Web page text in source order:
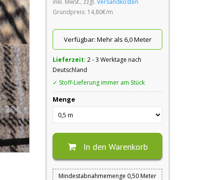
inkl. MwSt., zzgl.Versandkosten
Grundpreis: 14,80€/m
Verfügbar: Mehr als 6,0 Meter
Lieferzeit:2 - 3 Werktage nach
Deutschland
✓ Stoff-Lieferung immer am Stück
Menge
In den Warenkorb
Mindestabnahmemenge 0,50 Meter